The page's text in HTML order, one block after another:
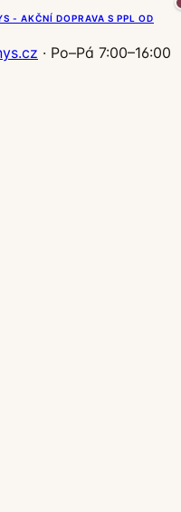
- AKČNÍ DOPRAVA S PPL OD
· Po–Pá 7:00–16:00